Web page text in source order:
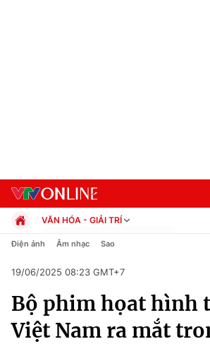
Chuyên mục
Chính trị
VĂN HÓA - GIẢI TRÍ
Chính trị
Pháp luật
Kinh tế
Thể thao
Truyền hình
Điện ảnh Âm nhạc Sao
19/06/2025 08:23 GMT+7
Bộ phim họat hình
Việt Nam ra mắt